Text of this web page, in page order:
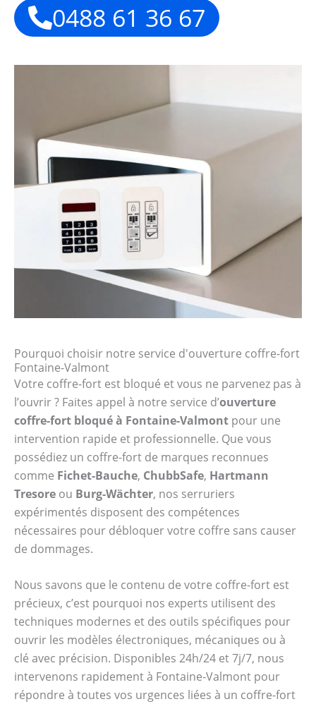
0488 61 36 67
Pourquoi choisir notre service d'ouverture coffre-fort
Fontaine-Valmont
Votre coffre-fort est bloqué et vous ne parvenez pas à
l’ouvrir ? Faites appel à notre service d’ouverture
coffre-fort bloqué à Fontaine-Valmont pour une
intervention rapide et professionnelle. Que vous
possédiez un coffre-fort de marques reconnues
comme Fichet-Bauche, ChubbSafe, Hartmann
Tresore ou Burg-Wächter, nos serruriers
expérimentés disposent des compétences
nécessaires pour débloquer votre coffre sans causer
de dommages.
Nous savons que le contenu de votre coffre-fort est
précieux, c’est pourquoi nos experts utilisent des
techniques modernes et des outils spécifiques pour
ouvrir les modèles électroniques, mécaniques ou à
clé avec précision. Disponibles 24h/24 et 7j/7, nous
intervenons rapidement à Fontaine-Valmont pour
répondre à toutes vos urgences liées à un coffre-fort